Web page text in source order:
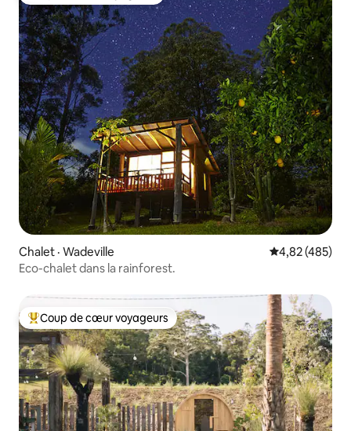
Chalet · Wadeville Note
4,82 (485)
Eco-chalet dans la rainforest.
Coup de cœur voyageurs parmi les plus aimés
Coup de cœur voyageurs